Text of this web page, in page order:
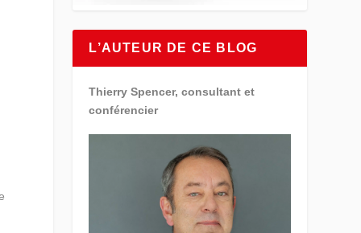
L’AUTEUR DE CE BLOG
Thierry Spencer, consultant et
conférencier